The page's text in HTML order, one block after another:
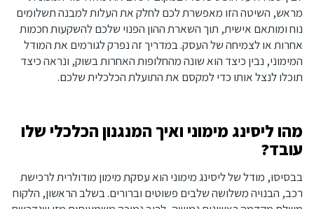
מראש, השיטה הזו מאפשרת לכם לחלק את העלות למבנה תשלומים
נוח ומותאם אישית, תוך השארת ההון הפנוי שלכם להשקעות חכמות
אחרות או לצמיחה של העסק. במדריך זה נפרק לגורמים את המודל
המימוני, נבין כיצד הוא שונה מהחלופות האחרות בשוק, ונראה כיצד
תוכלו לנצל אותו כדי למקסם את התועלת הכלכלית שלכם.
מהו ליסינג מימוני ואיך המנגנון הכלכלי שלו
עובד?
בבסיסו, מודל של ליסינג מימוני הוא עסקת מימון מודולרית לרכישת
רכב, הבנויה משלושה שלבים פשוטים וברורים. בשלב הראשון, הלקוח